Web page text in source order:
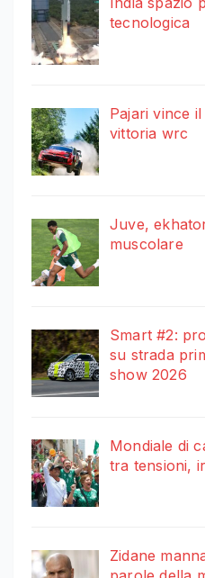
tecnologica
Pajari vince
vittoria wrc
Juve,
muscolare
Smart #2:
su strada
show 2026
Mondiale di
tra tensioni,
Zidane